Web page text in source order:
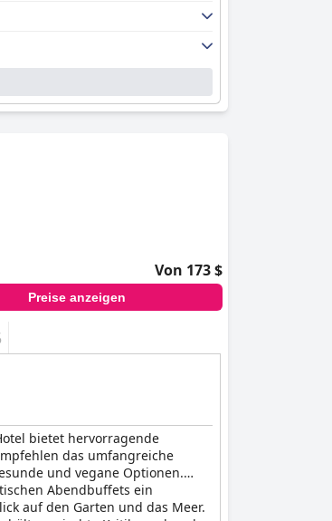
Von 173 $
Preise anzeigen
bietet hervorragende
das umfangreiche
und vegane Optionen.
Abendbuffets ein
auf den Garten und das Meer.